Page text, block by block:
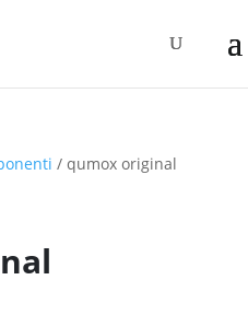
/ qumox original